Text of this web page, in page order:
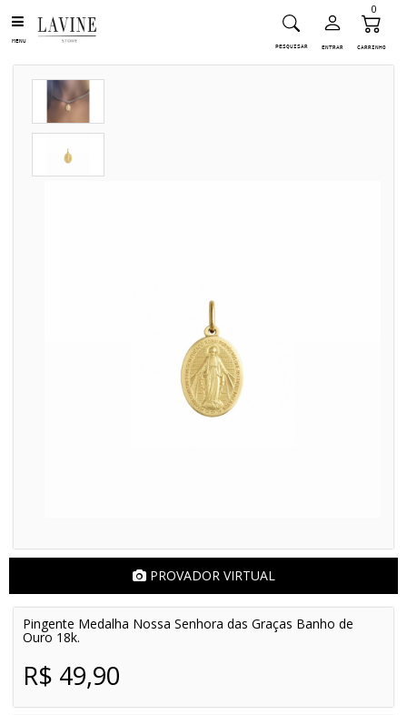
MENU
PESQUISAR ENTRAR CARRINHO
0
PROVADOR VIRTUAL
Pingente Medalha Nossa Senhora das Graças Banho de
Ouro 18k.
R$ 49,90